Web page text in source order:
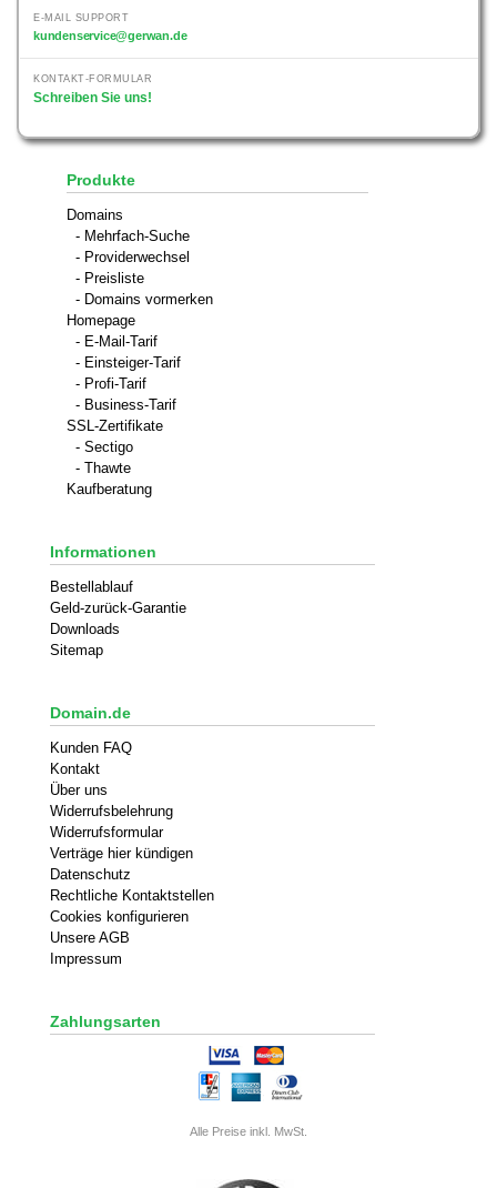
E-MAIL SUPPORT
kundenservice@gerwan.de
KONTAKT-FORMULAR
Schreiben Sie uns!
Produkte
Domains
- Mehrfach-Suche
- Providerwechsel
- Preisliste
- Domains vormerken
Homepage
- E-Mail-Tarif
- Einsteiger-Tarif
- Profi-Tarif
- Business-Tarif
SSL-Zertifikate
- Sectigo
- Thawte
Kaufberatung
Informationen
Bestellablauf
Geld-zurück-Garantie
Downloads
Sitemap
Domain.de
Kunden FAQ
Kontakt
Über uns
Widerrufsbelehrung
Widerrufsformular
Verträge hier kündigen
Datenschutz
Rechtliche Kontaktstellen
Cookies konfigurieren
Unsere AGB
Impressum
Zahlungsarten
Alle Preise inkl. MwSt.